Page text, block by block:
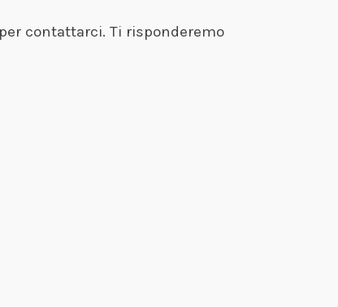
contattarci. Ti risponderemo